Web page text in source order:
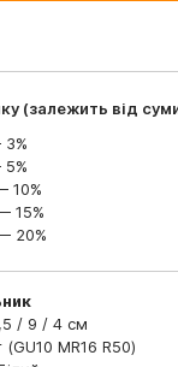
(залежить від
10%
15%
20%
/ 9 / 4 см
MR16 R50)